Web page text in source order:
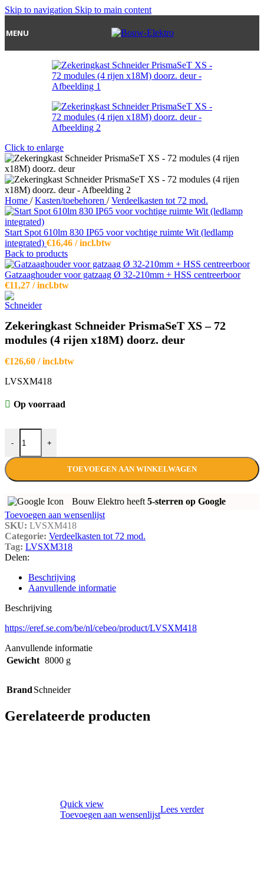
Skip to navigation Skip to main content
MENU
Click to enlarge
Home / Kasten/toebehoren / Verdeelkasten tot 72 mod.
Start Spot 610lm 830 IP65 voor vochtige ruimte Wit (ledlamp
integrated) €16,46 / incl.btw
Back to products
Gatzaaghouder voor gatzaag Ø 32-210mm + HSS centreerboor
€11,27 / incl.btw
Zekeringkast Schneider PrismaSeT XS – 72
modules (4 rijen x18M) doorz. deur
€126,60 / incl.btw
LVSXM418
Op voorraad
-
Zekeringkast Schneider PrismaSeT XS - 72 modules (4 rijen x18M)
+
TOEVOEGEN AAN WINKELWAGEN
Bouw Elektro heeft 5-sterren op Google
Toevoegen aan wensenlijst
SKU: LVSXM418
Categorie: Verdeelkasten tot 72 mod.
Tag: LVSXM318
Delen:
Beschrijving
Aanvullende informatie
Beschrijving
https://eref.se.com/be/nl/cebeo/product/LVSXM418
Aanvullende informatie
Gewicht 8000 g
Brand Schneider
Gerelateerde producten
Quick view
Toevoegen aan wensenlijst
Lees verder